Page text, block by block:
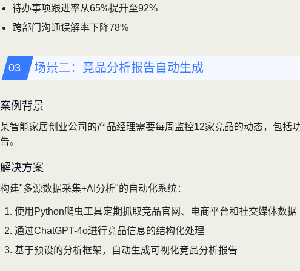
待办事项跟进率从65%提升至92%
跨部门沟通误解率下降78%
场景二：竞品分析报告自动生成
案例背景
某智能家居创业公司的产品经理需要每周监控12家竞品的动态，包
告。
解决方案
构建"多源数据采集+AI分析"的自动化系统：
使用Python爬虫工具定期抓取竞品官网、电商平台和社交媒体数据
通过ChatGPT-4o进行竞品信息的结构化处理
基于预设的分析框架，自动生成可视化竞品分析报告